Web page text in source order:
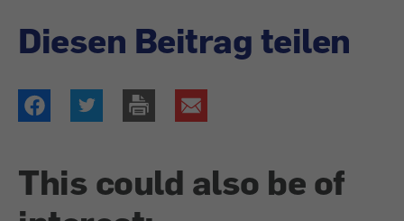
Diesen Beitrag teilen
This could also be of